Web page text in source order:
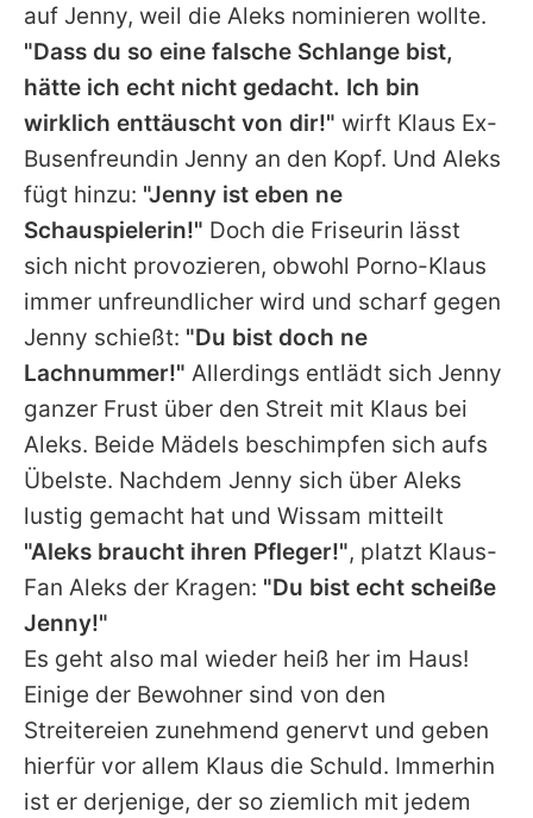
auf Jenny, weil die Aleks nominieren wollte.
"Dass du so eine falsche Schlange bist,
hätte ich echt nicht gedacht. Ich bin
wirklich enttäuscht von dir!" wirft Klaus Ex-
Busenfreundin Jenny an den Kopf. Und Aleks
fügt hinzu: "Jenny ist eben ne
Schauspielerin!" Doch die Friseurin lässt
sich nicht provozieren, obwohl Porno-Klaus
immer unfreundlicher wird und scharf gegen
Jenny schießt: "Du bist doch ne
Lachnummer!" Allerdings entlädt sich Jenny
ganzer Frust über den Streit mit Klaus bei
Aleks. Beide Mädels beschimpfen sich aufs
Übelste. Nachdem Jenny sich über Aleks
lustig gemacht hat und Wissam mitteilt
"Aleks braucht ihren Pfleger!", platzt Klaus-
Fan Aleks der Kragen: "Du bist echt scheiße
Jenny!"
Es geht also mal wieder heiß her im Haus!
Einige der Bewohner sind von den
Streitereien zunehmend genervt und geben
hierfür vor allem Klaus die Schuld. Immerhin
ist er derjenige, der so ziemlich mit jedem